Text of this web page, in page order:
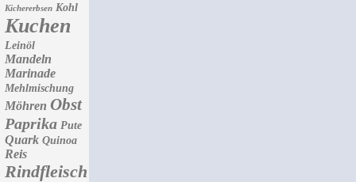
Kichererbsen Kohl
Kuchen
Leinöl
Mandeln
Marinade
Mehlmischung
Möhren Obst
Paprika Pute
Quark Quinoa
Reis
Rindfleisch